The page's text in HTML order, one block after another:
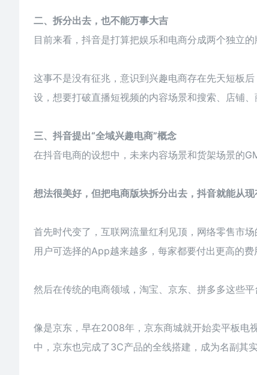
二、拆分出去，也不能万事大吉
目前来看，抖音是打算把娱乐和电商分成两个独立的
这事不是没有征兆，意识到兴趣电商存在先天短板
设，想要打破直播短视频的内容场景和搜索、店铺、
三、抖音提出“全域兴趣电商”概念
在抖音电商的设想中，未来内容场景和货架场景的
想法很美好，但把电商版块拆分出去，抖音就能从
首先时代变了，互联网流量红利见顶，网络零售市
用户可选择的App越来越多，每家都要付出更高的费
然后在传统的电商领域，淘宝、京东、拼多多这些
像是京东，早在2008年，京东商城就开始卖平板电
中，京东也完成了3C产品的全线搭建，成为名副其